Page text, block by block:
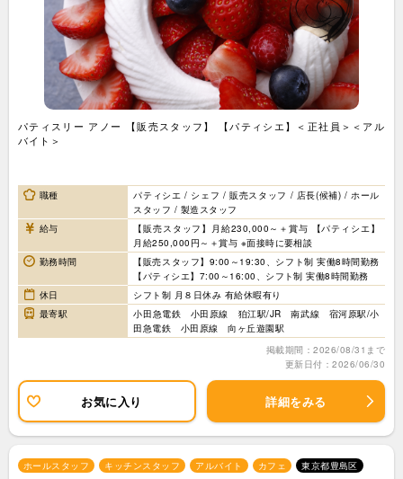
パティスリー アノー 【販売スタッフ】 【パティシエ】＜正社員＞＜アル
バイト＞
職種
パティシエ / シェフ / 販売スタッフ / 店長(候補) / ホール
スタッフ / 製造スタッフ
給与
【販売スタッフ】月給230,000～＋賞与 【パティシエ】
月給250,000円～＋賞与 ※面接時に要相談
勤務時間
【販売スタッフ】9:00～19:30、シフト制 実働8時間勤務
【パティシエ】7:00～16:00、シフト制 実働8時間勤務
休日
シフト制 月８日休み 有給休暇有り
最寄駅
小田急電鉄 小田原線 狛江駅/JR 南武線 宿河原駅/小
田急電鉄 小田原線 向ヶ丘遊園駅
掲載期間：2026/08/31まで
更新日付：2026/06/30
お気に入り 詳細をみる
ホールスタッフ キッチンスタッフ アルバイト カフェ 東京都豊島区